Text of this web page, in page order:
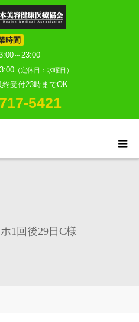
時間
～23:00
（定休日：水曜日）
受付23時までOK
5421
1回後29日C様